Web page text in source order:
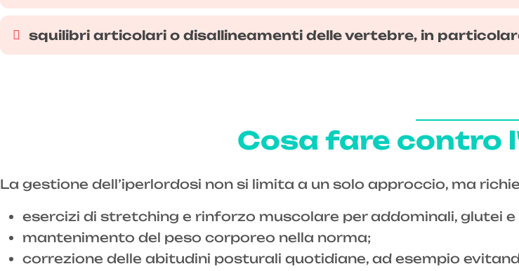
squilibri articolari o disallineamenti delle vertebre, in
Cosa fare contro
La gestione dell’iperlordosi non si limita a un solo approccio, ma
esercizi di stretching e rinforzo muscolare per addominali, glutei
mantenimento del peso corporeo nella norma;
correzione delle abitudini posturali quotidiane, ad esempio